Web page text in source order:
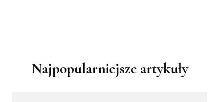
Najpopularniejsze artykuły